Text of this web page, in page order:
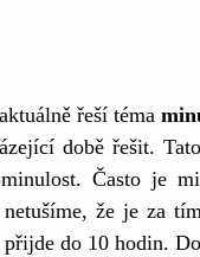
řeší téma
době řešit.
Často je
že je za
do 10 hodin.